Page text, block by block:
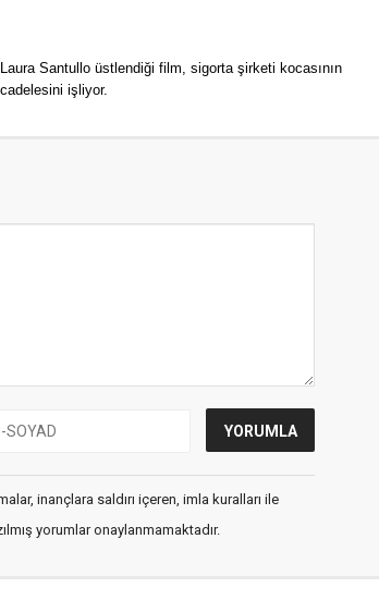
Santullo üstlendiği film, sigorta şirketi kocasının
işliyor.
inançlara saldırı içeren, imla kuralları ile
yorumlar onaylanmamaktadır.